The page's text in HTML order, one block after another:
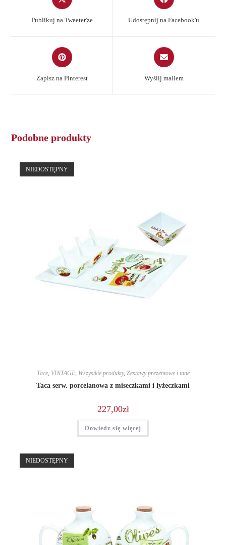
in
new
Publikuj na Tweeter'ze
in
new
Udostępnij na Facebook'u
Opens
in
Zapisz na Pinterest
Opens
in
new
Wyślij mailem
Podobne produkty
NIEDOSTĘPNY
Tace, VINTAGE, Wszystkie produkty, Zestawy prezentowe i inne
Taca serw. porcelanowa z miseczkami i łyżeczkami
227,00zł
Dowiedz się więcej
NIEDOSTĘPNY